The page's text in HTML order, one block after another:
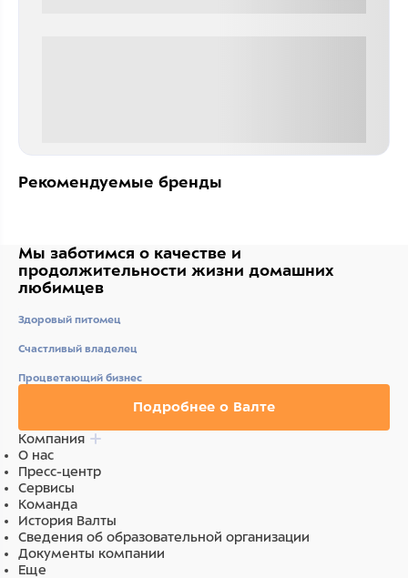
Рекомендуемые бренды
Мы заботимся о качестве и
продолжительности жизни домашних
любимцев
Здоровый питомец
Счастливый владелец
Процветающий бизнес
Подробнее о Валте
Компания
О нас
Пресс-центр
Сервисы
Команда
История Валты
Сведения об образовательной организации
Документы компании
Еще